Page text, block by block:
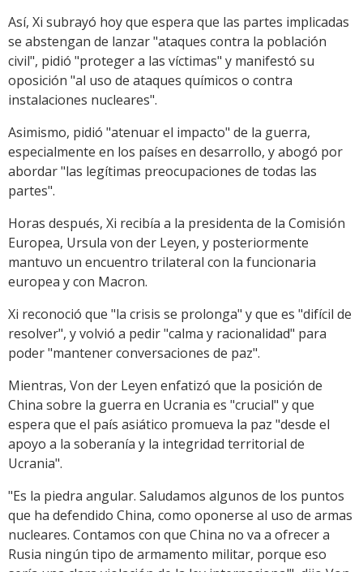
Así, Xi subrayó hoy que espera que las partes implicadas
se abstengan de lanzar "ataques contra la población
civil", pidió "proteger a las víctimas" y manifestó su
oposición "al uso de ataques químicos o contra
instalaciones nucleares".
Asimismo, pidió "atenuar el impacto" de la guerra,
especialmente en los países en desarrollo, y abogó por
abordar "las legítimas preocupaciones de todas las
partes".
Horas después, Xi recibía a la presidenta de la Comisión
Europea, Ursula von der Leyen, y posteriormente
mantuvo un encuentro trilateral con la funcionaria
europea y con Macron.
Xi reconoció que "la crisis se prolonga" y que es "difícil de
resolver", y volvió a pedir "calma y racionalidad" para
poder "mantener conversaciones de paz".
Mientras, Von der Leyen enfatizó que la posición de
China sobre la guerra en Ucrania es "crucial" y que
espera que el país asiático promueva la paz "desde el
apoyo a la soberanía y la integridad territorial de
Ucrania".
"Es la piedra angular. Saludamos algunos de los puntos
que ha defendido China, como oponerse al uso de armas
nucleares. Contamos con que China no va a ofrecer a
Rusia ningún tipo de armamento militar, porque eso